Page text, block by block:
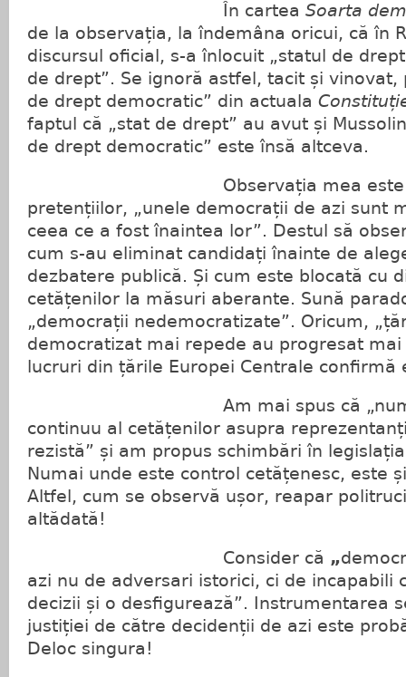
În cartea Soarta
de la observația, la îndemâna oricui, că în
discursul oficial, s-a înlocuit „statul de
de drept”. Se ignoră astfel, tacit și vinovat,
de drept democratic” din actuala
faptul că „stat de drept” au avut și
de drept democratic” este însă altceva.
Observația mea este și
pretențiilor, „unele democrații de azi sunt
ceea ce a fost înaintea lor”. Destul să
cum s-au eliminat candidați înainte de
dezbatere publică. Și cum este blocată cu
cetățenilor la măsuri aberante. Sună
„democrații nedemocratizate”. Oricum,
democratizat mai repede au progresat
lucruri din țările Europei Centrale confirmă
Am mai spus că „numai
continuu al cetățenilor asupra
rezistă” și am propus schimbări în
Numai unde este control cetățenesc, este
Altfel, cum se observă ușor, reapar
altădată!
Consider că „
azi nu de adversari istorici, ci de incapabili
decizii și o desfigurează”. Instrumentarea
justiției de către decidenții de azi este
Deloc singura!